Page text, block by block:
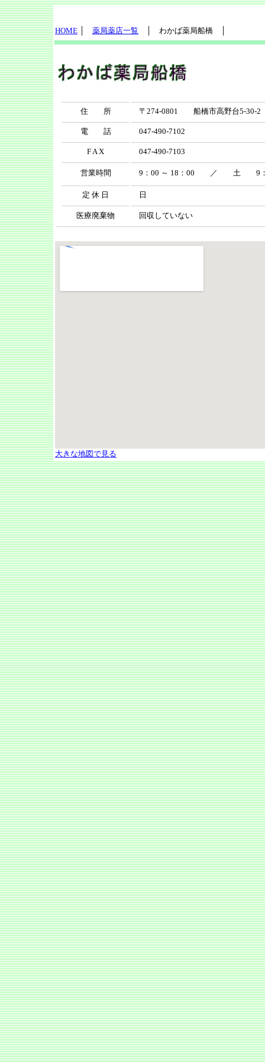
HOME 薬局薬店一覧 │ わかば薬局船橋 │
住 所 〒274-0801 船橋市高野台5-30-
電 話 047-490-7102
F A X 047-490-7103
営業時間 9：00 ～ 18：00 ／ 土 9：
定 休 日 日
医療廃棄物 回収していない
大きな地図で見る